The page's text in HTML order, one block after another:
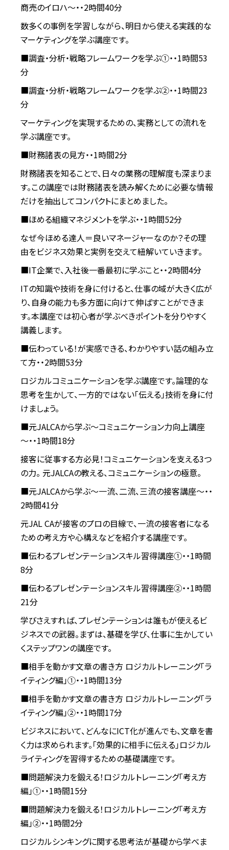
商売のイロハ～・・2時間40分
数多くの事例を学習しながら、明日から使える実践的な
マーケティングを学ぶ講座です。
■調査・分析・戦略フレームワークを学ぶ①・・1時間53
分
■調査・分析・戦略フレームワークを学ぶ②・・1時間23
分
マーケティングを実現するための、実務としての流れを
学ぶ講座です。
■財務諸表の見方・・1時間2分
財務諸表を知ることで、日々の業務の理解度も深まりま
す。この講座では財務諸表を読み解くために必要な情報
だけを抽出してコンパクトにまとめました。
■ほめる組織マネジメントを学ぶ・・1時間52分
なぜ今ほめる達人＝良いマネージャーなのか？その理
由をビジネス効果と実例を交えて紐解いていきます。
■IT企業で、入社後一番最初に学ぶこと・・2時間4分
ITの知識や技術を身に付けると、仕事の域が大きく広が
り、自身の能力も多方面に向けて伸ばすことができま
す。本講座では初心者が学ぶべきポイントを分りやすく
講義します。
■伝わっている！が実感できる、わかりやすい話の組み立
て方・・2時間53分
ロジカルコミュニケーションを学ぶ講座です。論理的な
思考を生かして、一方的ではない「伝える」技術を身に付
けましょう。
■元JALCAから学ぶ～コミュニケーション力向上講座
～・・1時間18分
接客に従事する方必見！コミュニケーションを支える3つ
の力。 元JALCAの教える、コミュニケーションの極意。
■元JALCAから学ぶ～一流、二流、三流の接客講座～・・
2時間41分
元JAL CAが接客のプロの目線で、一流の接客者になる
ための考え方や心構えなどを紹介する講座です。
■伝わるプレゼンテーションスキル習得講座①・・1時間
8分
■伝わるプレゼンテーションスキル習得講座②・・1時間
21分
学びさえすれば、プレゼンテーションは誰もが使えるビ
ジネスでの武器。まずは、基礎を学び、仕事に生かしてい
くステップワンの講座です。
■相手を動かす文章の書き方 ロジカルトレーニング「ラ
イティング編」①・・1時間13分
■相手を動かす文章の書き方 ロジカルトレーニング「ラ
イティング編」②・・1時間17分
ビジネスにおいて、どんなにICT化が進んでも、文章を書
く力は求められます。「効果的に相手に伝える」ロジカル
ライティングを習得するための基礎講座です。
■問題解決力を鍛える！ロジカルトレーニング「考え方
編」①・・1時間15分
■問題解決力を鍛える！ロジカルトレーニング「考え方
編」②・・1時間2分
ロジカルシンキングに関する思考法が基礎から学べま